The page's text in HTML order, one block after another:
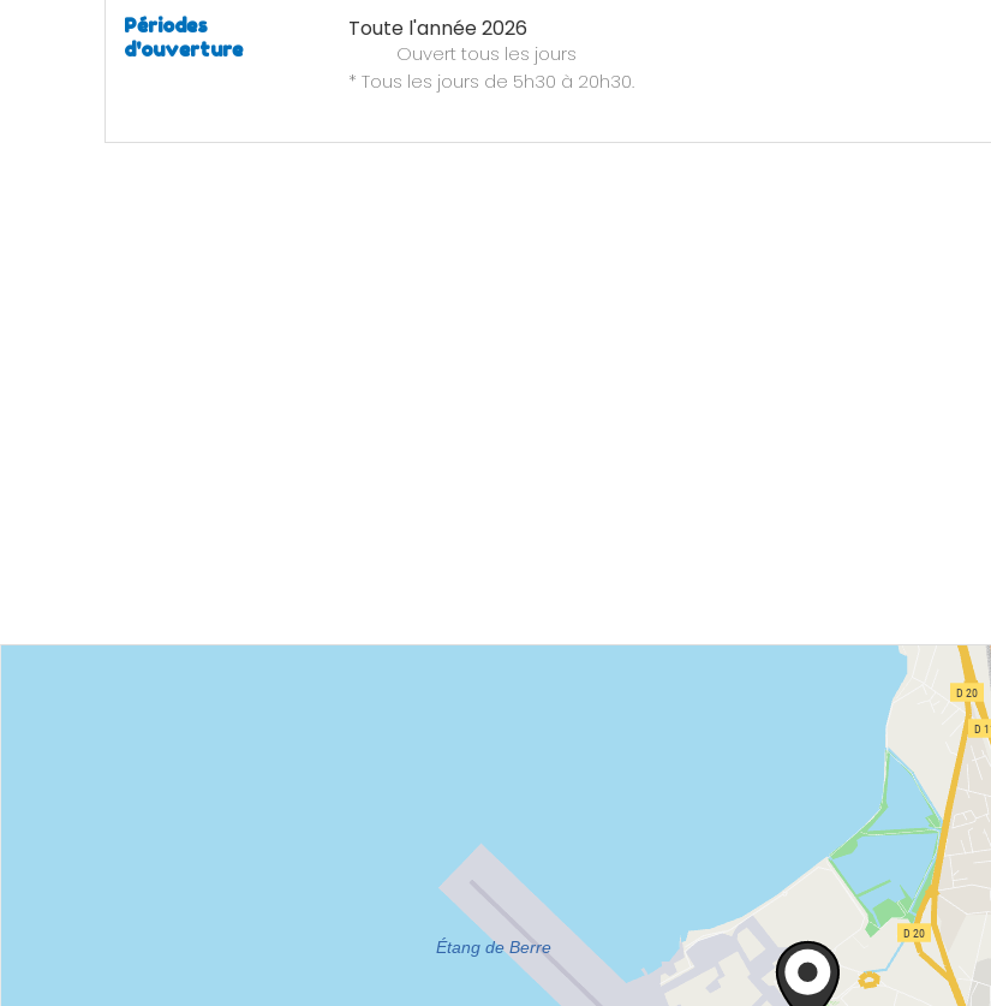
Périodes
d'ouverture
Toute l'année 2026
Ouvert tous les jours
* Tous les jours de 5h30 à 20h30.